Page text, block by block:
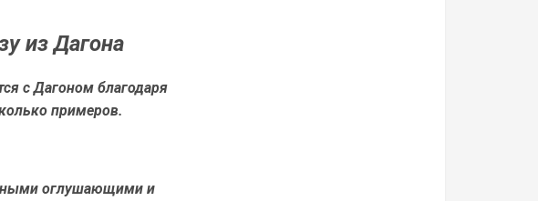
из Дагона
с Дагоном благодаря
примеров.
оглушающими и